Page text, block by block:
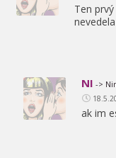
Ten
NI ->
ak im